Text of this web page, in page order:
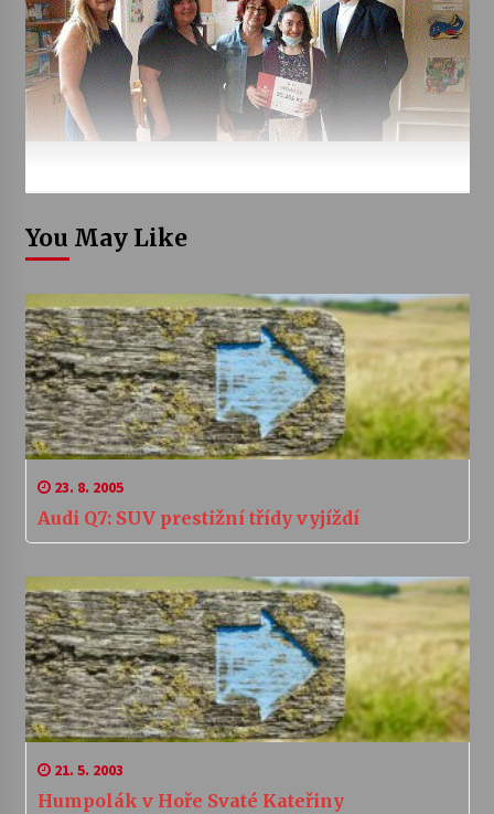
You May Like
23. 8. 2005
Audi Q7: SUV prestižní třídy vyjíždí
21. 5. 2003
Humpolák v Hoře Svaté Kateřiny